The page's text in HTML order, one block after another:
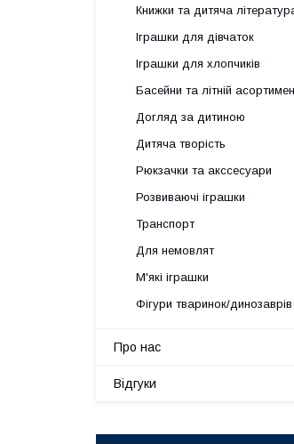
Книжки та дитяча
Іграшки для дівчаток
Іграшки для хлопчиків
Басейни та літній
Догляд за дитиною
Дитяча творість
Рюкзачки та акссесуари
Розвиваючі іграшки
Транспорт
Для немовлят
М'які іграшки
Фігури тваринок/динозаврів
Про нас
Відгуки